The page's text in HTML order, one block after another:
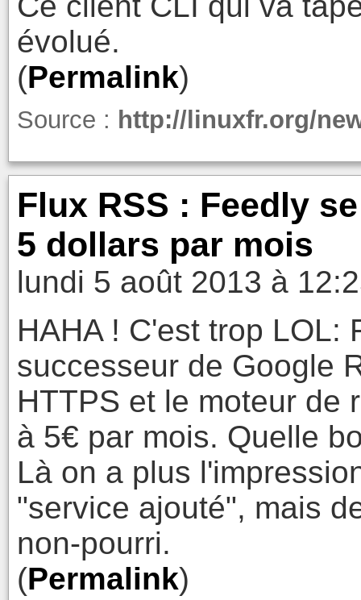
évolué.
(Permalink)
Source : http://linuxfr.org/
Flux RSS : Feedly
5 dollars par mois
lundi 5 août 2013 à
HAHA ! C'est trop LOL:
successeur de Google
HTTPS et le moteur de
à 5€ par mois. Quelle
Là on a plus
"service ajouté", mais
non-pourri.
(Permalink)